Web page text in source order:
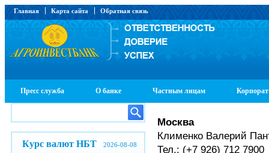
Главная Карта сайта Обратная связь
Пресс служба О банке Частным лицам
Курс валют НБТ 2026-08-08
Москва
Клименко Валерий
Тел.: (+7 926) 712 7900